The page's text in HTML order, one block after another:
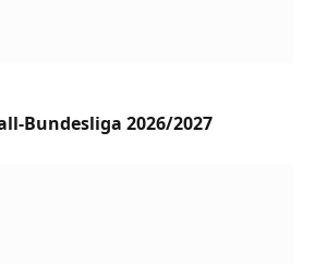
Bundesliga 2026/2027